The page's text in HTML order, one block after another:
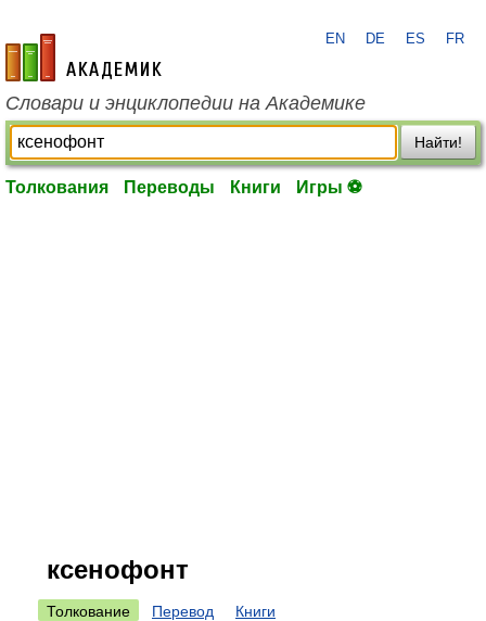
academic.ru
EN DE ES FR
Словари и энциклопедии на Академике
Найти!
Толкования Переводы Книги Игры ⚽
ксенофонт
Толкование Перевод Книги